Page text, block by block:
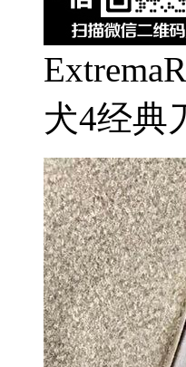
犬4经典